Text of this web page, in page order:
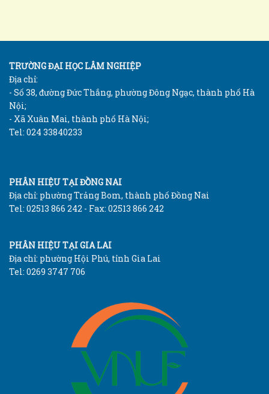
TRƯỜNG ĐẠI HỌC LÂM NGHIỆP
Địa chỉ:
- Số 38, đường Đức Thắng, phường Đông Ngạc, thành phố Hà
Nội;
- Xã Xuân Mai, thành phố Hà Nội;
Tel: 024 33840233
PHÂN HIỆU TẠI ĐỒNG NAI
Địa chỉ: phường Trảng Bom, thành phố Đồng Nai
Tel: 02513 866 242 - Fax: 02513 866 242
PHÂN HIỆU TẠI GIA LAI
Địa chỉ: phường Hội Phú, tỉnh Gia Lai
Tel: 0269 3747 706